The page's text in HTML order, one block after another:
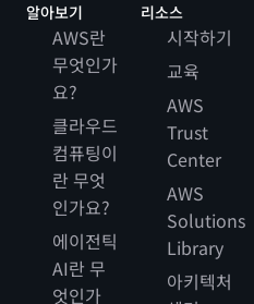
알아보기
AWS란
무엇인가
요?
클라우드
컴퓨팅이
란 무엇
인가요?
에이전틱
AI란 무
엇인가
리소스
시작하기
교육
AWS
Trust
Center
AWS
Solutions
Library
아키텍처